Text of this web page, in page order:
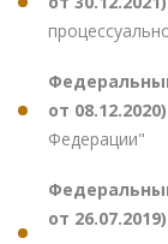
от 08.12.2020)
Федерации"
от 26.07.2019)